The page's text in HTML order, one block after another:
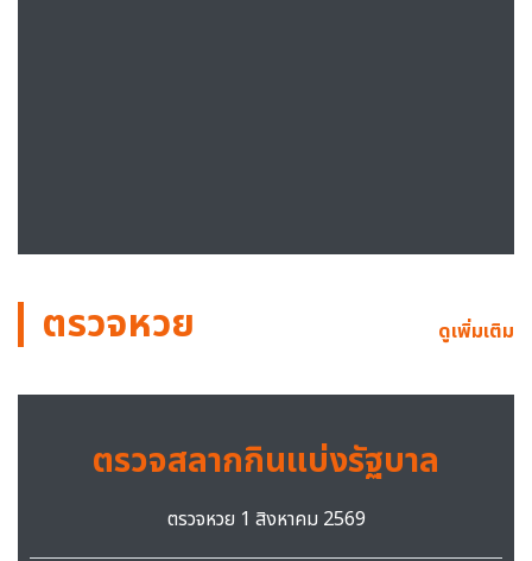
ตรวจหวย ดูเพิ่มเติม
ตรวจสลากกินแบ่งรัฐบาล
ตรวจหวย 1 สิงหาคม 2569